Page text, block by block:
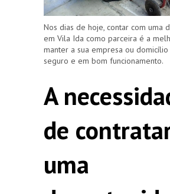
Nos dias de hoje, contar com uma
em Vila Ida como parceira é a
manter a sua empresa ou
seguro e em bom funcionamento.
A
de
uma